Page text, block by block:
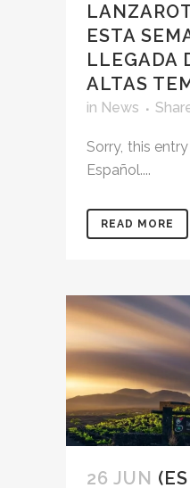
ESTA
LLEGADA
ALTAS
in News
Sorry, this
Español....
READ MORE
26 JUN